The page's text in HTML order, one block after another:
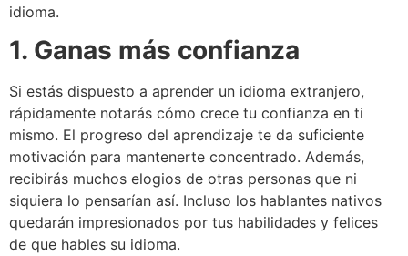
idioma.
1. Ganas más confianza
Si estás dispuesto a aprender un idioma extranjero,
rápidamente notarás cómo crece tu confianza en ti
mismo. El progreso del aprendizaje te da suficiente
motivación para mantenerte concentrado. Además,
recibirás muchos elogios de otras personas que ni
siquiera lo pensarían así. Incluso los hablantes nativos
quedarán impresionados por tus habilidades y felices
de que hables su idioma.